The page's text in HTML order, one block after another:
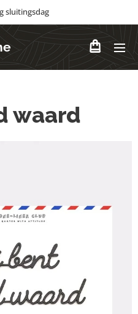
sluitingsdag
waard